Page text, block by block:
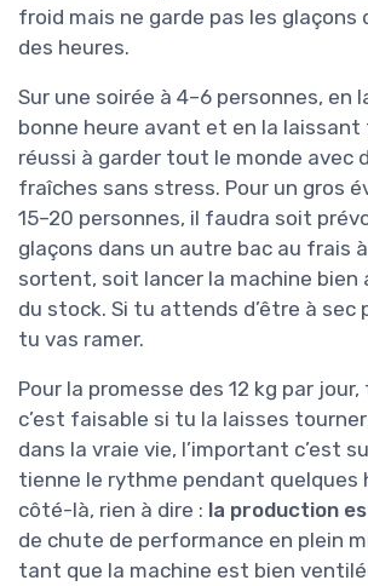
froid mais ne garde pas les glaçons
des heures.
Sur une soirée à 4–6 personnes, en
bonne heure avant et en la laissant
réussi à garder tout le monde avec
fraîches sans stress. Pour un gros
15–20 personnes, il faudra soit
glaçons dans un autre bac au frais
sortent, soit lancer la machine
du stock. Si tu attends d’être à sec
tu vas ramer.
Pour la promesse des 12 kg par
c’est faisable si tu la laisses
dans la vraie vie, l’important c’est
tienne le rythme pendant quelques
côté-là, rien à dire : la production
de chute de performance en plein
tant que la machine est bien